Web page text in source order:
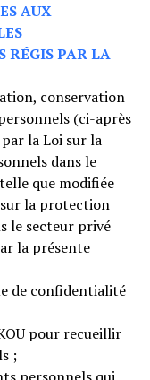
AUX
RÉGIS PAR LA
conservation
(ci-après
la Loi sur la
dans le
que modifiée
la protection
le secteur privé
la présente
de confidentialité
pour recueillir
;